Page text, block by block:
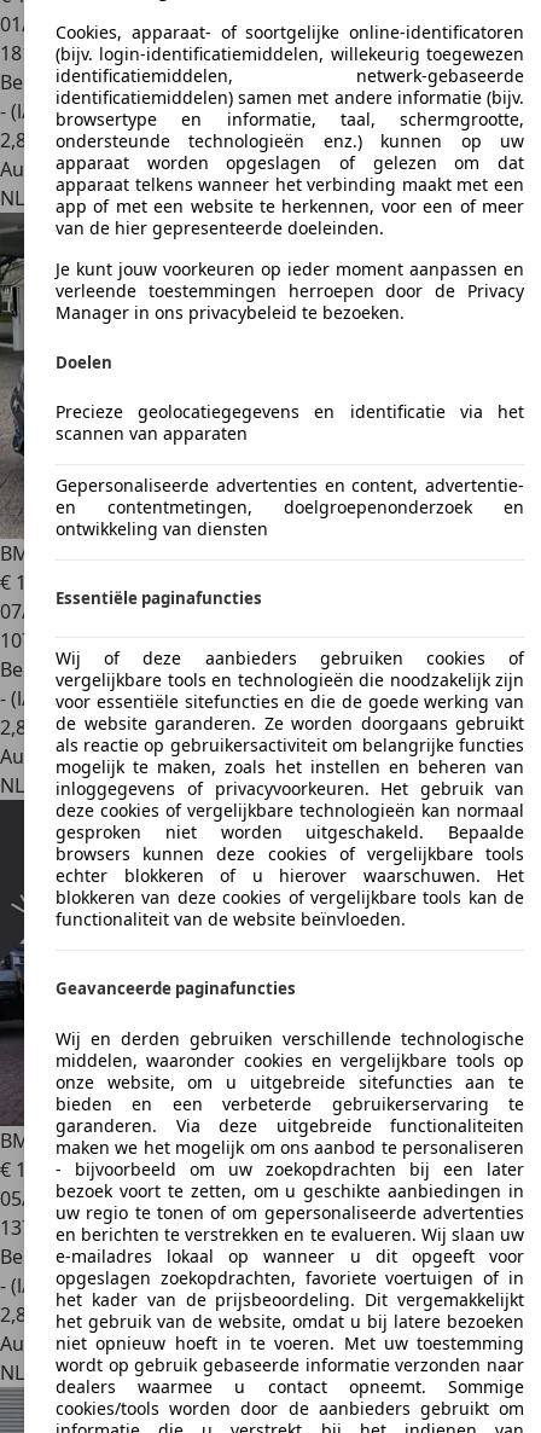
01/2019
181.990 km
Benzine
- (l/100 km)
2,8
Autobedrijf
NL 6721 NGBennekom
BMW 118
€ 11.900
07/2015
107.420 km
Benzine
- (l/100 km)
2,8
Autobedrijf
NL 7721 CJDalfsen
BMW 1181-serie 118i | Urban | Stoelverw. | Bluetooth | PD
€ 10.950
05/2012
137.544 km
Benzine
- (l/100 km)
2,8
Autobedrijf
NL 3751 LTBunschoten-spakenburg
Cookies, apparaat- of soortgelijke online-identificatoren
(bijv. login-identificatiemiddelen, willekeurig toegewezen
identificatiemiddelen, netwerk-gebaseerde
identificatiemiddelen) samen met andere informatie (bijv.
browsertype en informatie, taal, schermgrootte,
ondersteunde technologieën enz.) kunnen op uw
apparaat worden opgeslagen of gelezen om dat
apparaat telkens wanneer het verbinding maakt met een
app of met een website te herkennen, voor een of meer
van de hier gepresenteerde doeleinden.
Je kunt jouw voorkeuren op ieder moment aanpassen en
verleende toestemmingen herroepen door de Privacy
Manager in ons privacybeleid te bezoeken.
Doelen
Precieze geolocatiegegevens en identificatie via het
scannen van apparaten
Gepersonaliseerde advertenties en content, advertentie-
en contentmetingen, doelgroepenonderzoek en
ontwikkeling van diensten
Essentiële paginafuncties
Wij of deze aanbieders gebruiken cookies of
vergelijkbare tools en technologieën die noodzakelijk zijn
voor essentiële sitefuncties en die de goede werking van
de website garanderen. Ze worden doorgaans gebruikt
als reactie op gebruikersactiviteit om belangrijke functies
mogelijk te maken, zoals het instellen en beheren van
inloggegevens of privacyvoorkeuren. Het gebruik van
deze cookies of vergelijkbare technologieën kan normaal
gesproken niet worden uitgeschakeld. Bepaalde
browsers kunnen deze cookies of vergelijkbare tools
echter blokkeren of u hierover waarschuwen. Het
blokkeren van deze cookies of vergelijkbare tools kan de
functionaliteit van de website beïnvloeden.
Geavanceerde paginafuncties
Wij en derden gebruiken verschillende technologische
middelen, waaronder cookies en vergelijkbare tools op
onze website, om u uitgebreide sitefuncties aan te
bieden en een verbeterde gebruikerservaring te
garanderen. Via deze uitgebreide functionaliteiten
maken we het mogelijk om ons aanbod te personaliseren
- bijvoorbeeld om uw zoekopdrachten bij een later
bezoek voort te zetten, om u geschikte aanbiedingen in
uw regio te tonen of om gepersonaliseerde advertenties
en berichten te verstrekken en te evalueren. Wij slaan uw
e-mailadres lokaal op wanneer u dit opgeeft voor
opgeslagen zoekopdrachten, favoriete voertuigen of in
het kader van de prijsbeoordeling. Dit vergemakkelijkt
het gebruik van de website, omdat u bij latere bezoeken
niet opnieuw hoeft in te voeren. Met uw toestemming
wordt op gebruik gebaseerde informatie verzonden naar
dealers waarmee u contact opneemt. Sommige
cookies/tools worden door de aanbieders gebruikt om